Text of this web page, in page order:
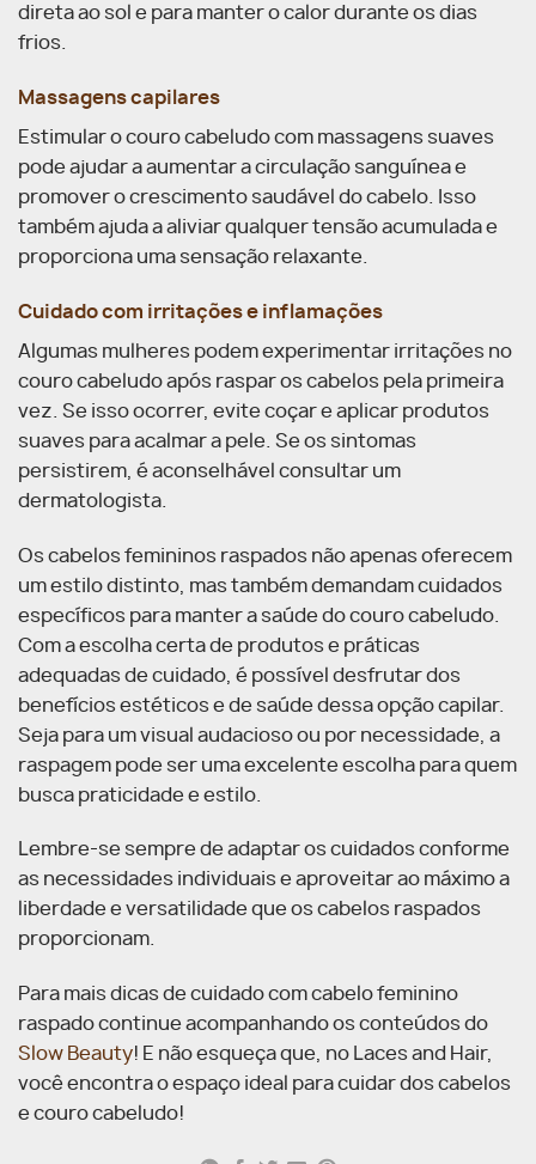
direta ao sol e para manter o calor durante os dias
frios.
Massagens capilares
Estimular o couro cabeludo com massagens suaves
pode ajudar a aumentar a circulação sanguínea e
promover o crescimento saudável do cabelo. Isso
também ajuda a aliviar qualquer tensão acumulada e
proporciona uma sensação relaxante.
Cuidado com irritações e inflamações
Algumas mulheres podem experimentar irritações no
couro cabeludo após raspar os cabelos pela primeira
vez. Se isso ocorrer, evite coçar e aplicar produtos
suaves para acalmar a pele. Se os sintomas
persistirem, é aconselhável consultar um
dermatologista.
Os cabelos femininos raspados não apenas oferecem
um estilo distinto, mas também demandam cuidados
específicos para manter a saúde do couro cabeludo.
Com a escolha certa de produtos e práticas
adequadas de cuidado, é possível desfrutar dos
benefícios estéticos e de saúde dessa opção capilar.
Seja para um visual audacioso ou por necessidade, a
raspagem pode ser uma excelente escolha para quem
busca praticidade e estilo.
Lembre-se sempre de adaptar os cuidados conforme
as necessidades individuais e aproveitar ao máximo a
liberdade e versatilidade que os cabelos raspados
proporcionam.
Para mais dicas de cuidado com cabelo feminino
raspado continue acompanhando os conteúdos do
Slow Beauty! E não esqueça que, no Laces and Hair,
você encontra o espaço ideal para cuidar dos cabelos
e couro cabeludo!